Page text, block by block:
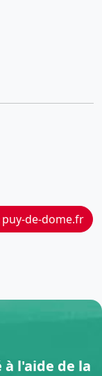
de-dome.fr
l'aide de la